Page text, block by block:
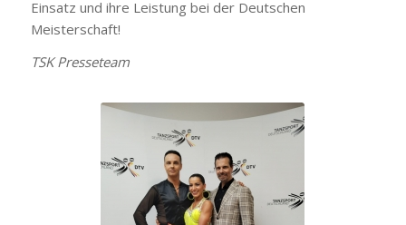
Einsatz und ihre Leistung bei der Deutschen
Meisterschaft!
TSK Presseteam